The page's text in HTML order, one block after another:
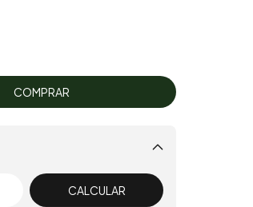
Alterar CEP
CALCULAR